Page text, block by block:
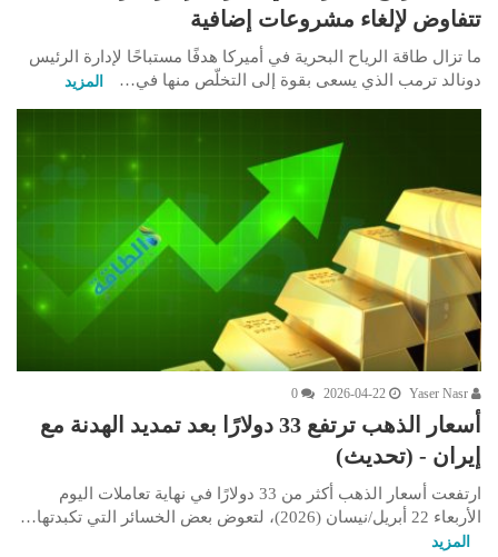
تتفاوض لإلغاء مشروعات إضافية
ما تزال طاقة الرياح البحرية في أميركا هدفًا مستباحًا لإدارة الرئيس
دونالد ترمب الذي يسعى بقوة إلى التخلّص منها في…
المزيد
2026-04-22
0
أسعار الذهب ترتفع 33 دولارًا بعد تمديد الهدنة مع
إيران - (تحديث)
ارتفعت أسعار الذهب أكثر من 33 دولارًا في نهاية تعاملات اليوم
الأربعاء 22 أبريل/نيسان (2026)، لتعوض بعض الخسائر التي تكبدتها…
المزيد